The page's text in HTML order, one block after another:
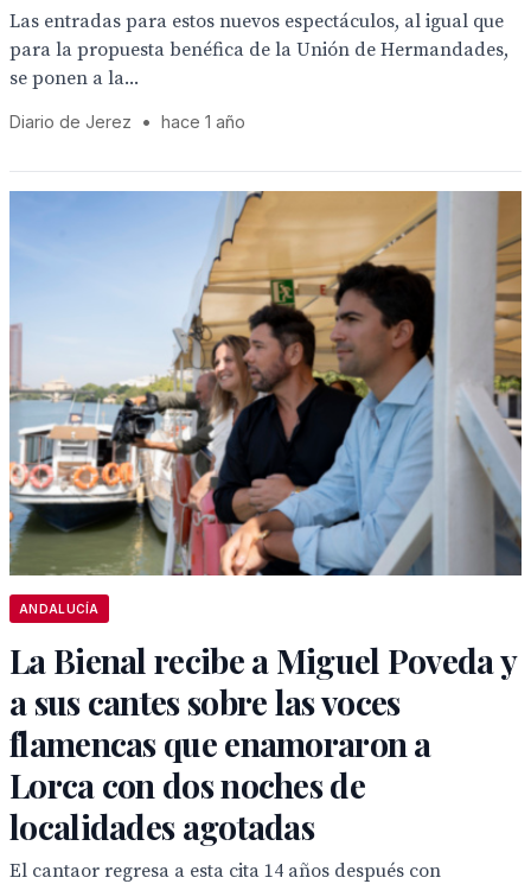
Las entradas para estos nuevos espectáculos, al igual que
para la propuesta benéfica de la Unión de Hermandades,
se ponen a la...
Diario de Jerez • hace 1 año
ANDALUCÍA
La Bienal recibe a Miguel Poveda y
a sus cantes sobre las voces
flamencas que enamoraron a
Lorca con dos noches de
localidades agotadas
El cantaor regresa a esta cita 14 años después con